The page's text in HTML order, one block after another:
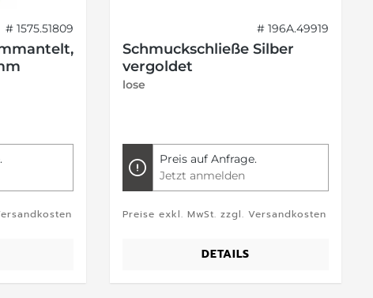
# 1575.51809 # 196A.49919
Schmuckschließe Silber
vergoldet
lose
Preis auf Anfrage.
Jetzt anmelden
Preise exkl. MwSt. zzgl. Versandkosten
DETAILS